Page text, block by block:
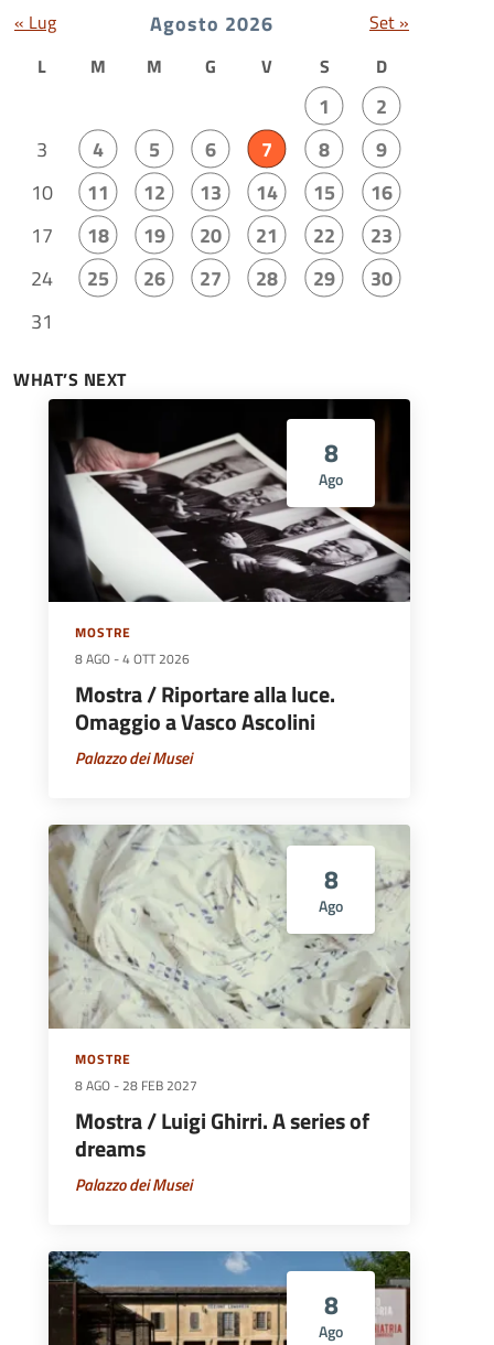
Agosto 2026
L M M G V S D
1
2
3
4 5 6 7 8
9
10
11 12 13 14 15
16
17
18 19 20 21 22
23
24
25 26 27 28 29
30
31
« Lug Set »
WHAT’S NEXT
8
Ago
MOSTRE
8 AGO -4 OTT 2026
Mostra / Riportare alla luce.
Omaggio a Vasco Ascolini
Palazzo dei Musei
8
Ago
MOSTRE
8 AGO -28 FEB 2027
Mostra / Luigi Ghirri. A series of
dreams
Palazzo dei Musei
8
Ago